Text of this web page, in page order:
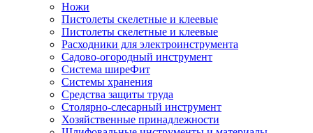
Ножи
Пистолеты скелетные и клеевые
Пистолеты скелетные и клеевые
Расходники для электроинструмента
Садово-огородный инструмент
Система ширеФит
Системы хранения
Средства защиты труда
Столярно-слесарный инструмент
Хозяйственные принадлежности